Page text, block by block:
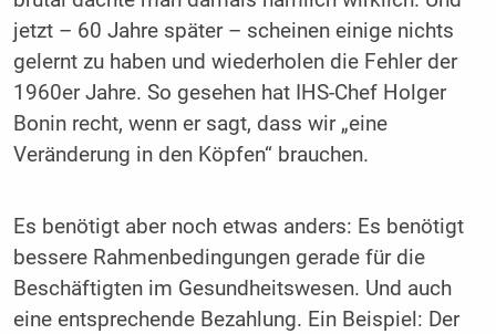
jetzt – 60 Jahre später – scheinen einige nichts
gelernt zu haben und wiederholen die Fehler der
1960er Jahre. So gesehen hat IHS-Chef Holger
Bonin recht, wenn er sagt, dass wir „eine
Veränderung in den Köpfen“ brauchen.
Es benötigt aber noch etwas anders: Es benötigt
bessere Rahmenbedingungen gerade für die
Beschäftigten im Gesundheitswesen. Und auch
eine entsprechende Bezahlung. Ein Beispiel: Der